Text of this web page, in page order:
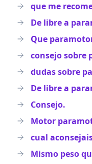
que me
De libre a
Que
consejo sobre
dudas sobre
De libre a
Consejo.
Motor
cual
Mismo peso